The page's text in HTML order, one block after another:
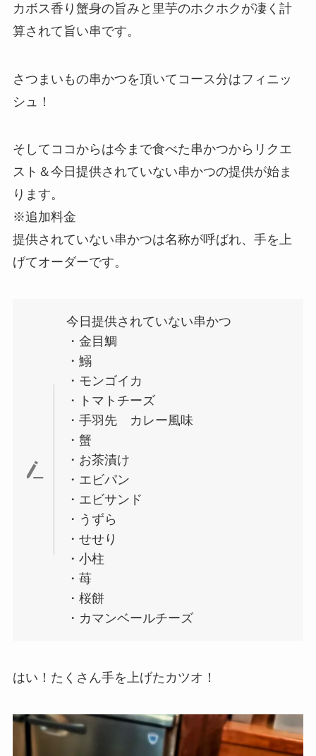
カボス香り蟹身の旨みと里芋のホクホクが凄く計
算されて旨い串です。
さつまいもの串かつを頂いてコース分はフィニッ
シュ！
そしてココからは今まで食べた串かつからリクエ
スト＆今日提供されていない串かつの提供が始ま
ります。
※追加料金
提供されていない串かつは名称が呼ばれ、手を上
げてオーダーです。
今日提供されていない串かつ
・金目鯛
・鰯
・モンゴイカ
・トマトチーズ
・手羽先 カレー風味
・蟹
・お茶漬け
・エビパン
・エビサンド
・うずら
・せせり
・小柱
・苺
・桜餅
・カマンベールチーズ
はい！たくさん手を上げたカツオ！